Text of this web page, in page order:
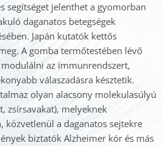
segítséget jelenthet a gyomorban
daganatos betegségek
Japán kutatók kettős
A gomba termőtestében lévő
az immunrendszert,
válaszadásra késztetik.
olyan alacsony molekulasúlyú
zsírsavakat), melyeknek
közvetlenül a daganatos sejtekre
biztatók Alzheimer kór és más